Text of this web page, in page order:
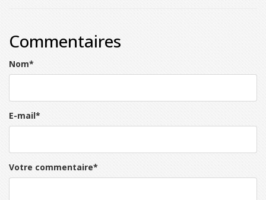
Commentaires
Nom*
E-mail*
Votre commentaire*